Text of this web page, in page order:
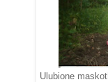
Ulubione